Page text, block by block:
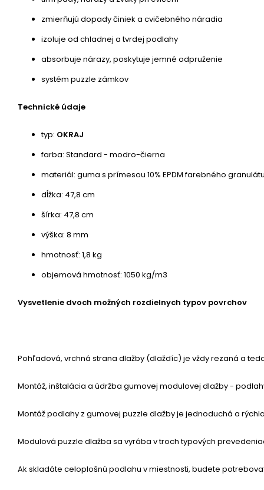
zmierňujú dopady činiek a cvičebného náradia
izoluje od chladnej a tvrdej podlahy
absorbuje nárazy, poskytuje jemné odpruženie
systém puzzle zámkov
Technické údaje
typ: OKRAJ
farba: Standard - modro-čierna
materiál: guma s prímesou 10% EPDM farebného
dĺžka: 47,8 cm
šírka: 47,8 cm
výška: 8 mm
hmotnosť: 1,8 kg
objemová hmotnosť: 1050 kg/m3
Vysvetlenie dvoch možných rozdielnych typov povrchov
Pohľadová, vrchná strana dlažby (dlaždíc) je vždy rezaná a
Montáž, inštalácia a údržba gumovej modulovej dlažby -
Montáž podlahy z gumovej puzzle dlažby je jednoduchá a
Modulová puzzle dlažba sa vyrába v troch typových
Ak skladáte celoplošnú podlahu v miestnosti, budete